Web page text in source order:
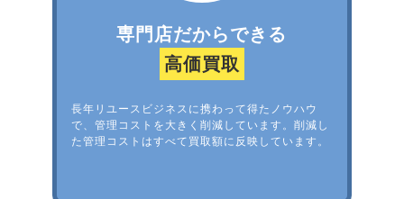
専門店だからできる
高価買取
長年リユースビジネスに携わって得たノウハウ
で、管理コストを大きく削減しています。削減し
た管理コストはすべて買取額に反映しています。